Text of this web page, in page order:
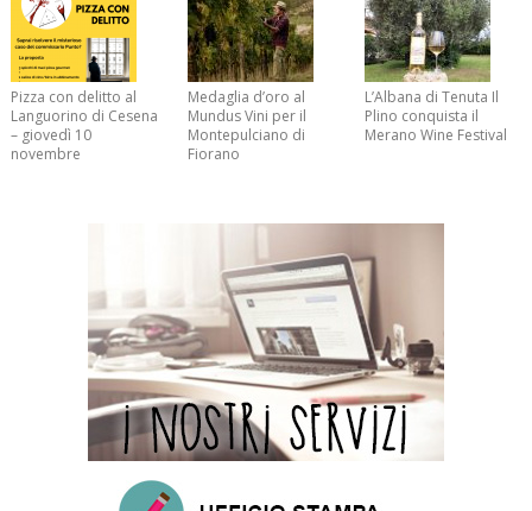
Pizza con delitto al
Languorino di Cesena
– giovedì 10
novembre
Medaglia d’oro al
Mundus Vini per il
Montepulciano di
Fiorano
L’Albana di Tenuta Il
Plino conquista il
Merano Wine Festival